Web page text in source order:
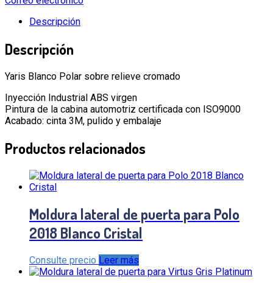
Descripción
Descripción
Yaris Blanco Polar sobre relieve cromado
Inyección Industrial ABS virgen
Pintura de la cabina automotriz certificada con ISO9000
Acabado: cinta 3M, pulido y embalaje
Productos relacionados
Moldura lateral de puerta para Polo
2018 Blanco Cristal
Consulte precio Leer más